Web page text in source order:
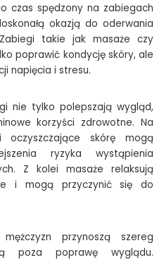
czas spędzony na zabiegach
okazją do oderwania
takie jak masaże czy
poprawić kondycję skóry, ale
napięcia i stresu.
nie tylko polepszają wygląd,
korzyści zdrowotne. Na
oczyszczające skórę mogą
ryzyka wystąpienia
Z kolei masaże relaksują
i mogą przyczynić się do
przynoszą szereg
poza poprawę wyglądu.